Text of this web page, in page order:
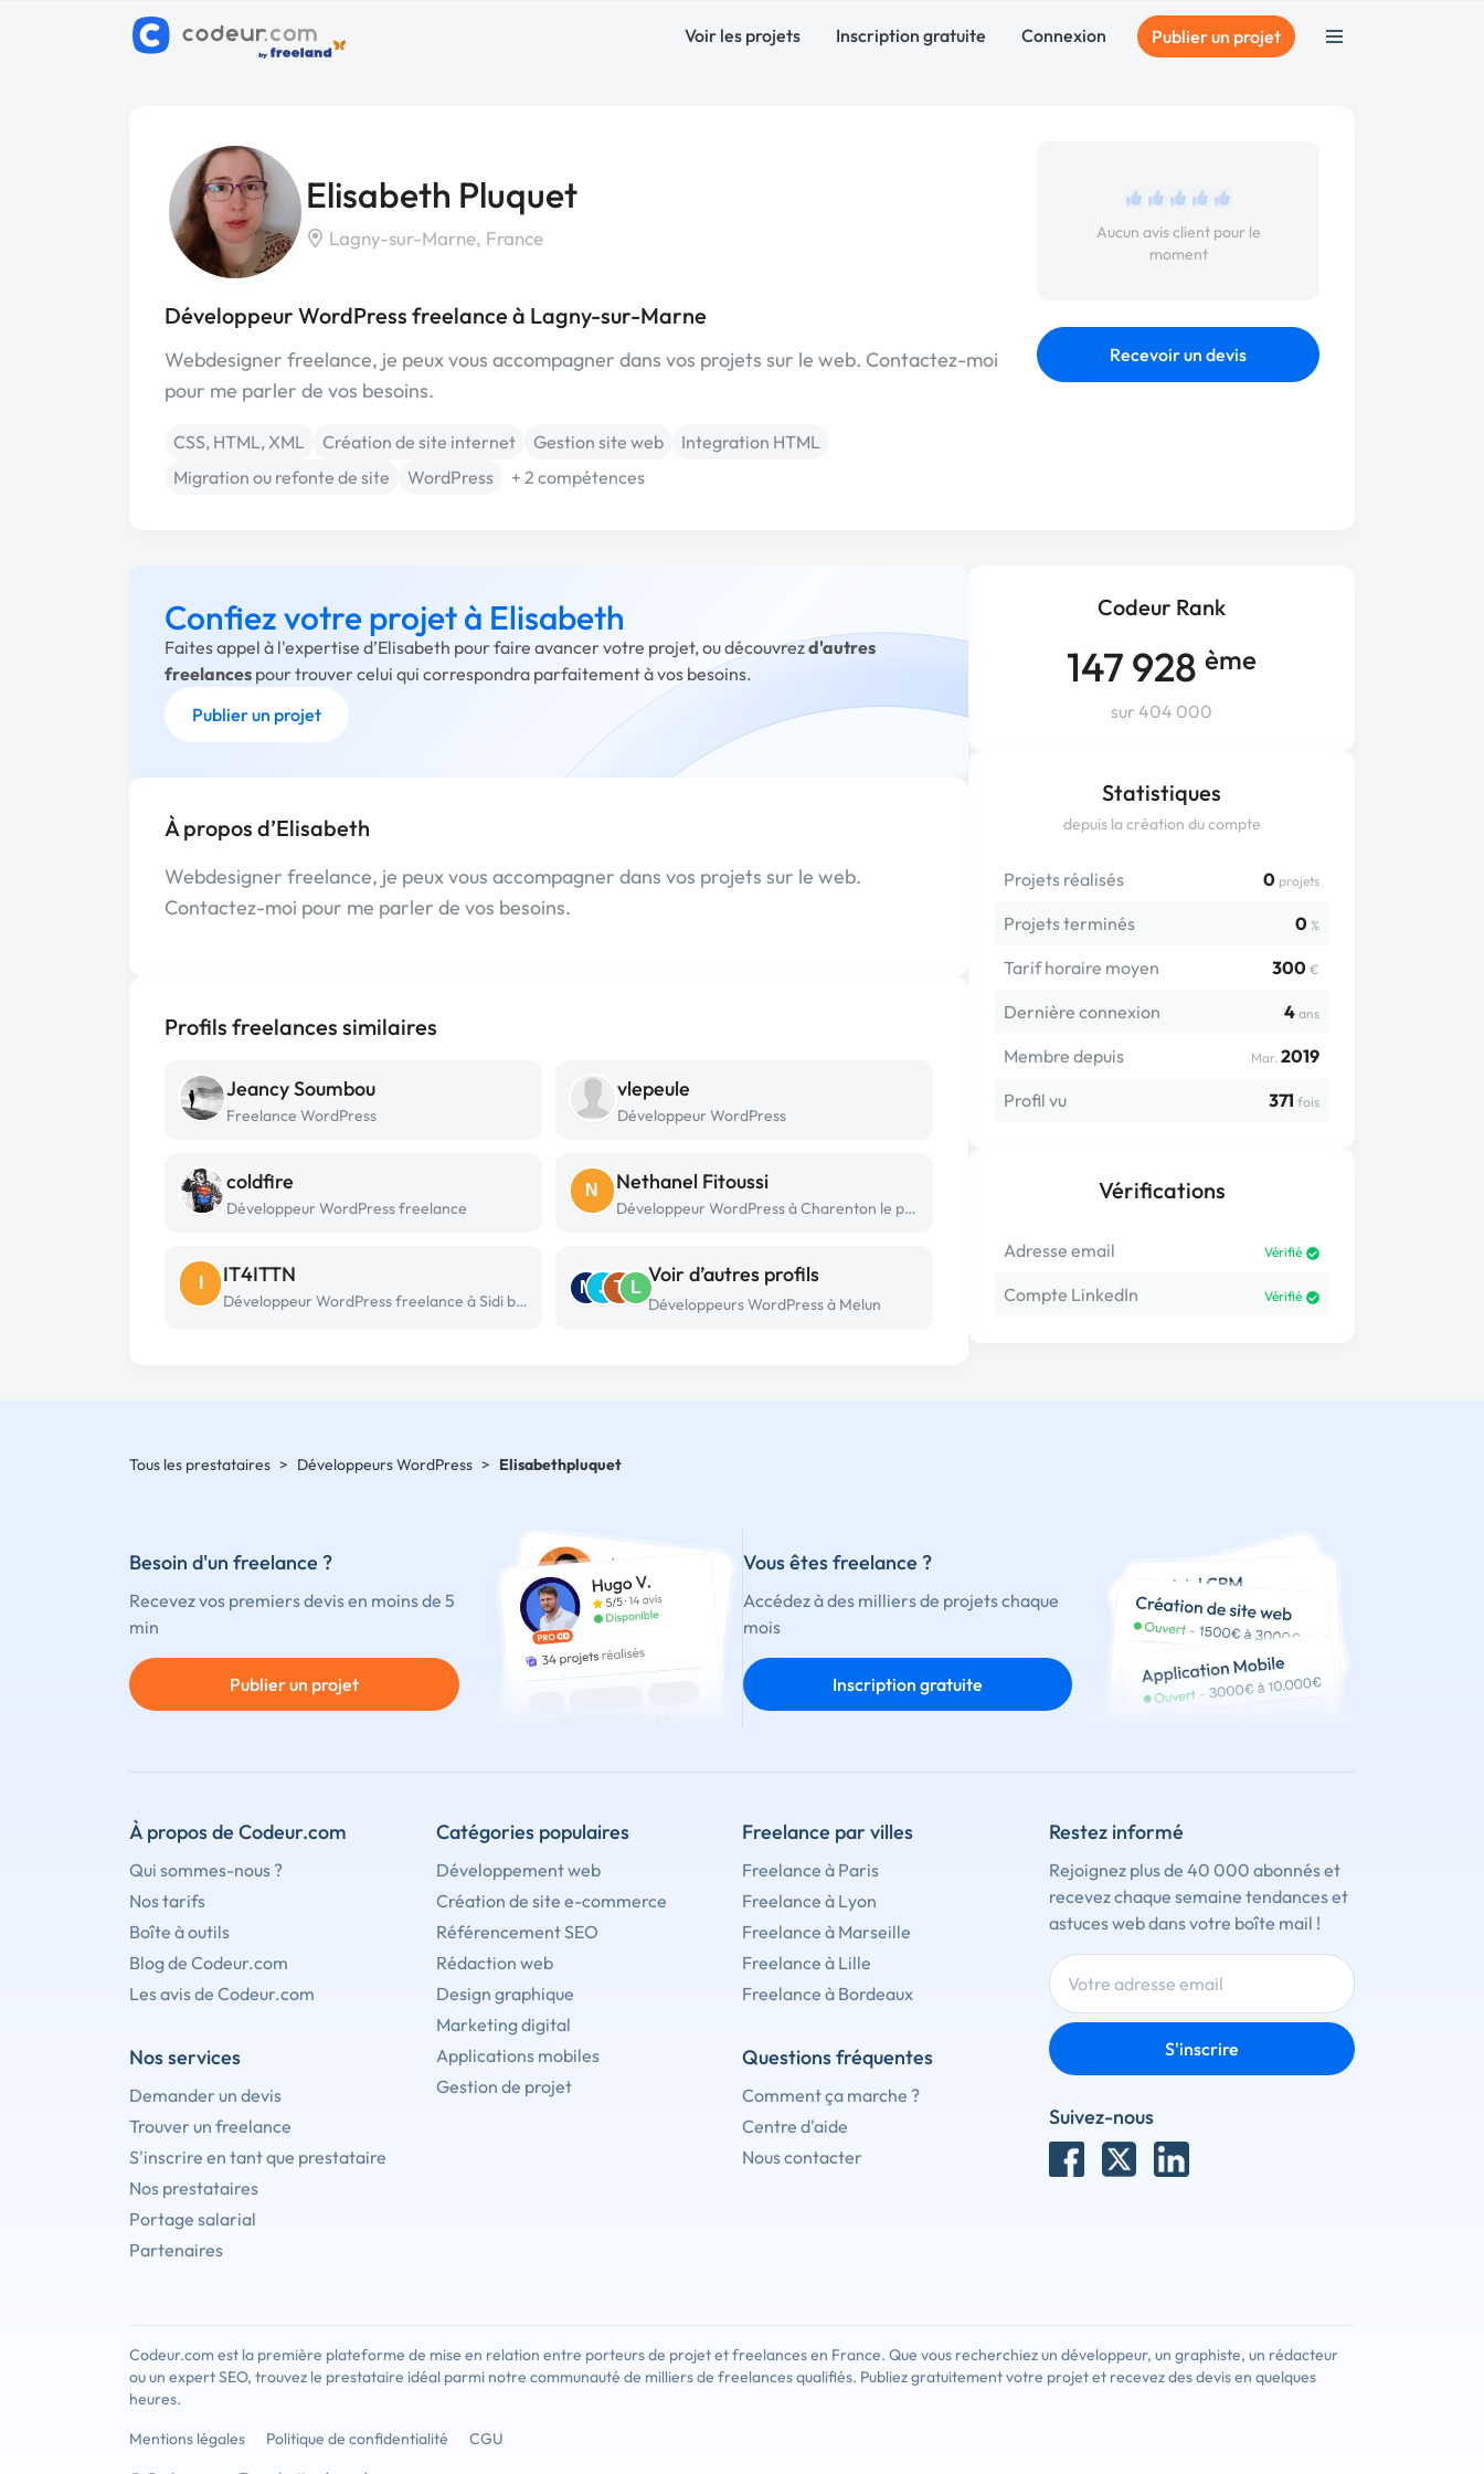
Voir les projets Inscription gratuite Connexion Publier un projet
Elisabeth Pluquet
Lagny-sur-Marne, France
Développeur WordPress freelance à Lagny-sur-Marne
Webdesigner freelance, je peux vous accompagner dans vos projets sur le web. Contactez-moi
pour me parler de vos besoins.
CSS, HTML, XML Création de site internet Gestion site web
Integration HTML
Migration ou refonte de site
WordPress + 2 compétences
Aucun avis client pour le
moment
Recevoir un devis
Codeur Rank
147 928 ème
sur 404 000
Statistiques
depuis la création du compte
Projets réalisés 0 projets
Projets terminés 0 %
Tarif horaire moyen 300 €
Dernière connexion 4 ans
Membre depuis Mar. 2019
Profil vu
371 fois
Vérifications
Adresse email Vérifié
Compte LinkedIn Vérifié
Confiez votre projet à Elisabeth
Faites appel à l'expertise d’Elisabeth pour faire avancer votre projet, ou découvrezd'autres
freelances pour trouver celui qui correspondra parfaitement à vos besoins.
Publier un projet
À propos d’Elisabeth
Webdesigner freelance, je peux vous accompagner dans vos projets sur le web.
Contactez-moi pour me parler de vos besoins.
Profils freelances similaires
Jeancy Soumbou
Freelance WordPress
vlepeule
Développeur WordPress
coldfire
Développeur WordPress freelance
N Nethanel Fitoussi
Développeur WordPress à Charenton le pont
IT4ITTN
Développeur WordPress freelance à Sidi bouzid
M J T L
Voir d’autres profils
Développeurs WordPress à Melun
Tous les prestataires > Développeurs WordPress > Elisabethpluquet
Besoin d'un freelance ?
Recevez vos premiers devis en moins de 5
min
Publier un projet
Vous êtes freelance ?
Accédez à des milliers de projets chaque
mois
Inscription gratuite
À propos de Codeur.com
Qui sommes-nous ?
Nos tarifs
Boîte à outils
Blog de Codeur.com
Les avis de Codeur.com
Nos services
Demander un devis
Trouver un freelance
S'inscrire en tant que prestataire
Nos prestataires
Portage salarial
Partenaires
Catégories populaires
Développement web
Création de site e-commerce
Référencement SEO
Rédaction web
Design graphique
Marketing digital
Applications mobiles
Gestion de projet
Freelance par villes
Freelance à Paris
Freelance à Lyon
Freelance à Marseille
Freelance à Lille
Freelance à Bordeaux
Questions fréquentes
Comment ça marche ?
Centre d'aide
Nous contacter
Restez informé
Rejoignez plus de 40 000 abonnés et
recevez chaque semaine tendances et
astuces web dans votre boîte mail !
S'inscrire
Suivez-nous
Codeur.com est la première plateforme de mise en relation entre porteurs de projet et freelances en France. Que vous recherchiez un développeur, un graphiste, un rédacteur
ou un expert SEO, trouvez le prestataire idéal parmi notre communauté de milliers de freelances qualifiés. Publiez gratuitement votre projet et recevez des devis en quelques
heures.
Mentions légales
Politique de confidentialité
CGU